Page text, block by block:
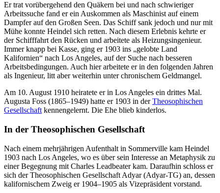
Er trat vorübergehend den Quäkern bei und nach schwieriger
Arbeitssuche fand er ein Auskommen als Maschinist auf einem
Dampfer auf den Großen Seen. Das Schiff sank jedoch und nur mit
Mühe konnte Heindel sich retten. Nach diesem Erlebnis kehrte er
der Schifffahrt den Rücken und arbeitete als Heizungsingenieur.
Immer knapp bei Kasse, ging er 1903 ins „gelobte Land
Kalifornien“ nach Los Angeles, auf der Suche nach besseren
Arbeitsbedingungen. Auch hier arbeitete er in den folgenden Jahren
als Ingenieur, litt aber weiterhin unter chronischem Geldmangel.
Am 10. August 1910 heiratete er in Los Angeles ein drittes Mal.
Augusta Foss (1865–1949) hatte er 1903 in derTheosophischen
Gesellschaft kennengelernt. Die Ehe blieb kinderlos.
In der Theosophischen Gesellschaft
Nach einem mehrjährigen Aufenthalt in Sommerville kam Heindel
1903 nach Los Angeles, wo es über sein Interesse an Metaphysik zu
einer Begegnung mit Charles Leadbeater kam. Daraufhin schloss er
sich der Theosophischen Gesellschaft Adyar (Adyar-TG) an, dessen
kalifornischem Zweig er 1904–1905 als Vizepräsident vorstand.